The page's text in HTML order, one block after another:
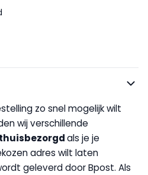
zo snel mogelijk wilt
wij verschillende
thuisbezorgdals je je
adres wilt laten
geleverd door Bpost. Als